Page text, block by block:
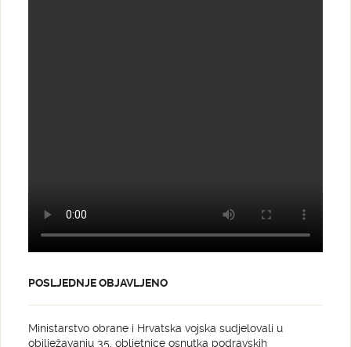
POSLJEDNJE OBJAVLJENO
Ministarstvo obrane i Hrvatska vojska sudjelovali u
obilježavanju 35. obljetnice osnutka podravskih